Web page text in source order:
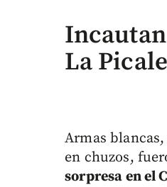
La
Armas
en chuzos,
sorpresa en el